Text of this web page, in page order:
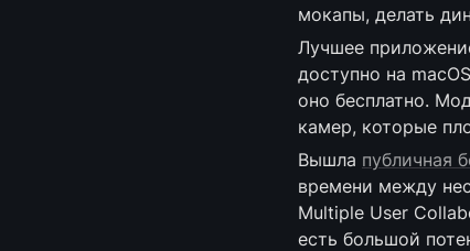
мокапы, делать
Лучшее
доступно на
оно бесплатно.
камер, которые
Вышла публичная
времени между
Multiple User
есть большой